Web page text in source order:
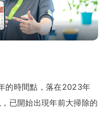
的時間點，落在2023年
已開始出現年前大掃除的